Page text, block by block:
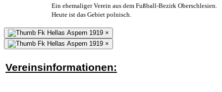
Ein ehemaliger Verein aus dem Fußball-Bezirk Oberschlesien.
Heute ist das Gebiet polnisch.
×
×
Vereinsinformationen: